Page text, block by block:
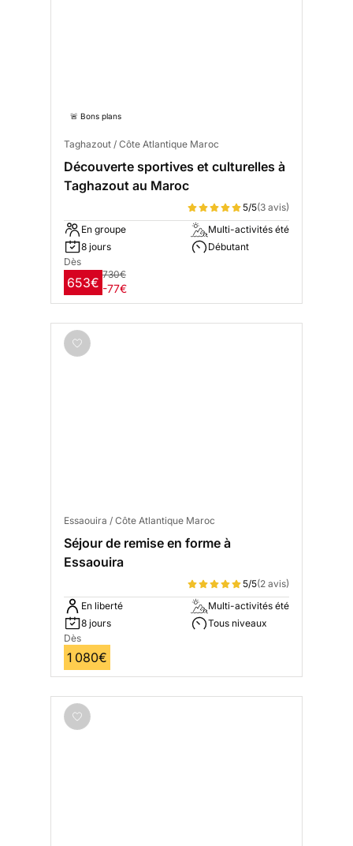
🚨 Bons plans
Taghazout / Côte Atlantique Maroc
Découverte sportives et culturelles à
Taghazout au Maroc
5/5(3 avis)
En groupe
8 jours
Multi-activités été
Débutant
Dès
653€
730€
-77€
Essaouira / Côte Atlantique Maroc
Séjour de remise en forme à
Essaouira
5/5(2 avis)
En liberté
8 jours
Multi-activités été
Tous niveaux
Dès
1 080€